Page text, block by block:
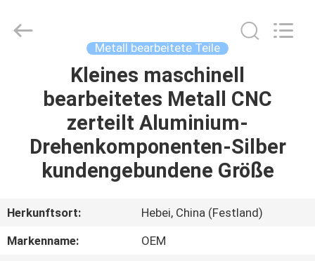
PRODUKTE
ÜBER
WERKSBESICHTIGUNG
CO.,LTD.
Metall bearbeitete Teile
Kleines maschinell
bearbeitetes Metall CNC
zerteilt Aluminium-
Drehenkomponenten-Silber
kundengebundene Größe
Herkunftsort:
Hebei, China (Festland)
Markenname:
OEM